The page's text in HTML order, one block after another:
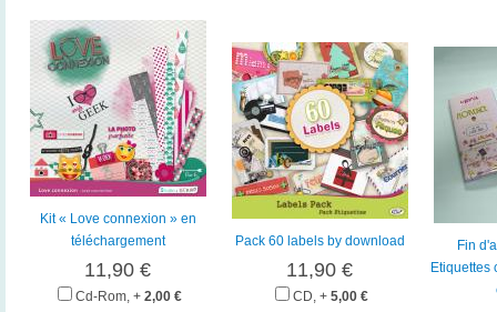
Kit « Love connexion » en
téléchargement
11,90 €
Cd-Rom, + 2,00 €
Pack 60 labels by download
11,90 €
CD, + 5,00 €
Fin
Etiquettes